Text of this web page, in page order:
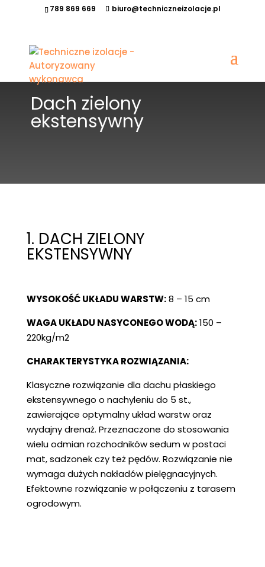
789 869 669 biuro@techniczneizolacje.pl
Dach zielony
ekstensywny
1. DACH ZIELONY
EKSTENSYWNY
WYSOKOŚĆ UKŁADU WARSTW:8 – 15 cm
WAGA UKŁADU NASYCONEGO WODĄ:150 –
220kg/m2
CHARAKTERYSTYKA ROZWIĄZANIA:
Klasyczne rozwiązanie dla dachu płaskiego
ekstensywnego o nachyleniu do 5 st.,
zawierające optymalny układ warstw oraz
wydajny drenaż. Przeznaczone do stosowania
wielu odmian rozchodników sedum w postaci
mat, sadzonek czy też pędów. Rozwiązanie nie
wymaga dużych nakładów pielęgnacyjnych.
Efektowne rozwiązanie w połączeniu z tarasem
ogrodowym.